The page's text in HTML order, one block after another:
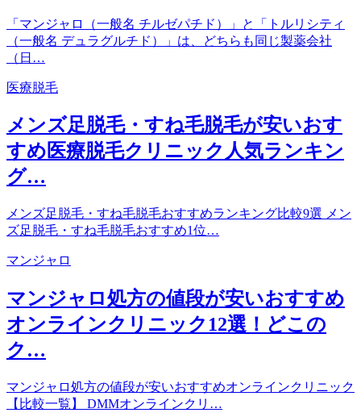
「マンジャロ（一般名 チルゼパチド）」と「トルリシティ
（一般名 デュラグルチド）」は、どちらも同じ製薬会社
（日…
医療脱毛
メンズ足脱毛・すね毛脱毛が安いおす
すめ医療脱毛クリニック人気ランキン
グ…
メンズ足脱毛・すね毛脱毛おすすめランキング比較9選 メン
ズ足脱毛・すね毛脱毛おすすめ1位…
マンジャロ
マンジャロ処方の値段が安いおすすめ
オンラインクリニック12選！どこの
ク…
マンジャロ処方の値段が安いおすすめオンラインクリニック
【比較一覧】 DMMオンラインクリ…